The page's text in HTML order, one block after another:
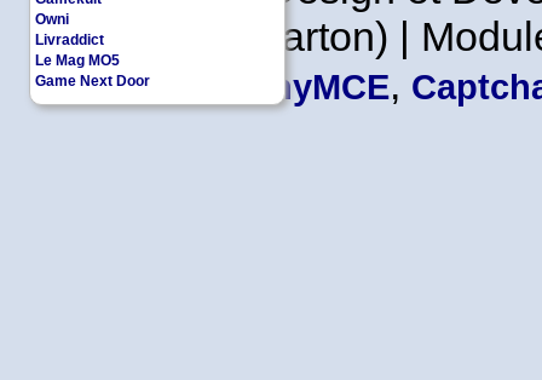
Owni
Livraddict
Le Mag MO5
Game Next Door
Leader en Carton) |
TinyMCE,